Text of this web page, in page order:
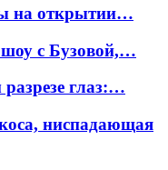
на открытии…
с Бузовой,…
глаз:…
ниспадающая